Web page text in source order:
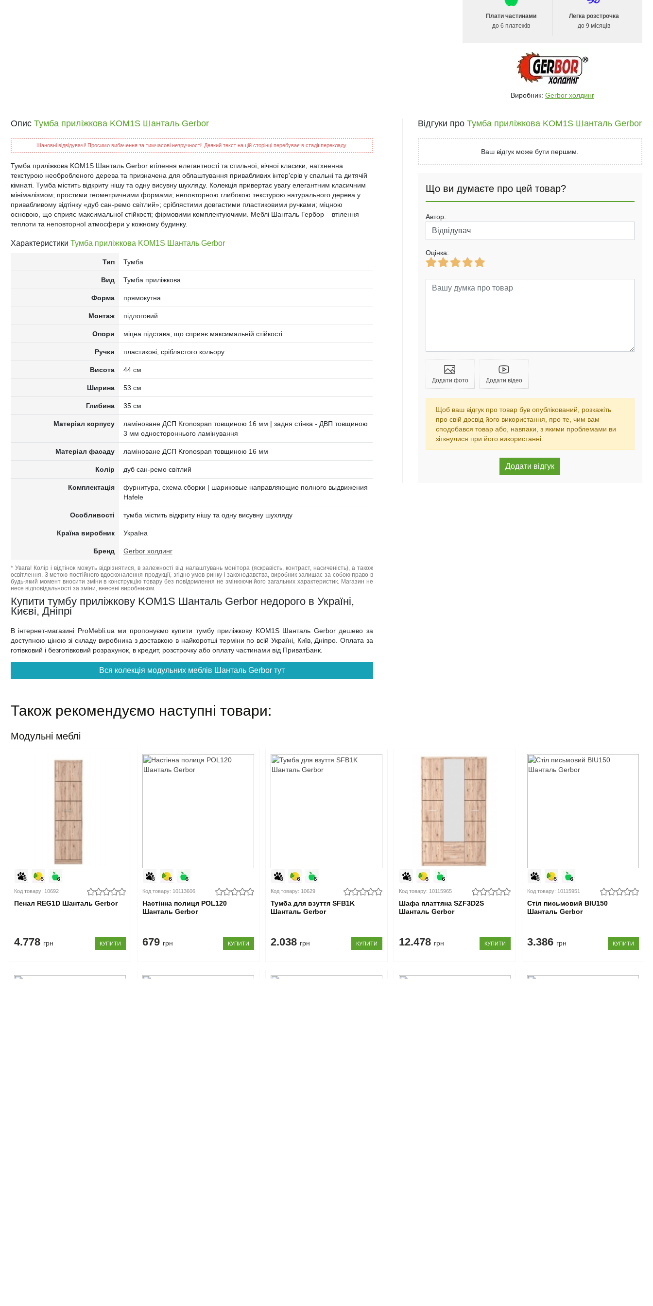
Плати частинами
до 6 платежів
Легка розстрочка
до 9 місяців
Виробник: Gerbor холдинг
Опис Тумба приліжкова KOM1S Шанталь Gerbor
Шановні відвідувачі! Просимо вибачення за тимчасові незручності! Деякий текст на цій сторінці перебуває в стадії перекладу.
Тумба приліжкова KOM1S Шанталь Gerbor втілення елегантності та стильної, вічної класики, натхненна
текстурою необробленого дерева та призначена для облаштування привабливих інтер'єрів у спальні та дитячій
кімнаті. Тумба містить відкриту нішу та одну висувну шухляду. Колекція привертає увагу елегантним класичним
мінімалізмом; простими геометричними формами; неповторною глибокою текстурою натурального дерева у
привабливому відтінку «дуб сан-ремо світлий»; сріблястими довгастими пластиковими ручками; міцною
основою, що сприяє максимальної стійкості; фірмовими комплектуючими. Меблі Шанталь Гербор – втілення
теплоти та неповторної атмосфери у кожному будинку.
Характеристики Тумба приліжкова KOM1S Шанталь Gerbor
Тип Тумба
Вид Тумба приліжкова
Форма прямокутна
Монтаж підлоговий
Опори міцна підстава, що сприяє максимальній стійкості
Ручки пластикові, сріблястого кольору
Висота 44 см
Ширина 53 см
Глибина 35 см
Матеріал корпусу
ламіноване ДСП Kronospan товщиною 16 мм | задня стінка - ДВП товщиною
3 мм одностороннього ламінування
Матеріал фасаду ламіноване ДСП Kronospan товщиною 16 мм
Колір дуб сан-ремо світлий
Комплектація
фурнитура, схема сборки | шариковые направляющие полного выдвижения
Hafele
Особливості тумба містить відкриту нішу та одну висувну шухляду
Країна виробник Україна
Бренд Gerbor холдинг
* Увага! Колір і відтінок можуть відрізнятися, в залежності від налаштувань монітора (яскравість, контраст, насиченість), а також
освітлення. З метою постійного вдосконалення продукції, згідно умов ринку і законодавства, виробник залишає за собою право в
будь-який момент вносити зміни в конструкцію товару без повідомлення не змінюючи його загальних характеристик. Магазин не
несе відповідальності за зміни, внесені виробником.
Купити тумбу приліжкову KOM1S Шанталь Gerbor недорого в Україні,
Києві, Дніпрі
В інтернет-магазині ProMebli.ua ми пропонуємо купити тумбу приліжкову KOM1S Шанталь Gerbor дешево за
доступною ціною зі складу виробника з доставкою в найкоротші терміни по всій Україні, Київ, Дніпро. Оплата за
готівковий і безготівковий розрахунок, в кредит, розстрочку або оплату частинами від ПриватБанк.
Вся колекція модульних меблів Шанталь Gerbor тут
Відгуки про Тумба приліжкова KOM1S Шанталь Gerbor
Ваш відгук може бути першим.
Що ви думаєте про цей товар?
Автор:
Оцінка:
Додати фото Додати відео
Щоб ваш відгук про товар був опублікований, розкажіть
про свій досвід його використання, про те, чим вам
сподобався товар або, навпаки, з якими проблемами ви
зіткнулися при його використанні.
Також рекомендуємо наступні товари:
Модульні меблі
Код товару: 10692
Пенал REG1D Шанталь Gerbor
4.778 грн КУПИТИ
Код товару: 10113606
Настінна полиця POL120
Шанталь Gerbor
679 грн КУПИТИ
Код товару: 10629
Тумба для взуття SFB1K
Шанталь Gerbor
2.038 грн КУПИТИ
Код товару: 10115965
Шафа платтяна SZF3D2S
Шанталь Gerbor
12.478 грн КУПИТИ
Код товару: 10115951
Стіл письмовий BIU150
Шанталь Gerbor
3.386 грн КУПИТИ